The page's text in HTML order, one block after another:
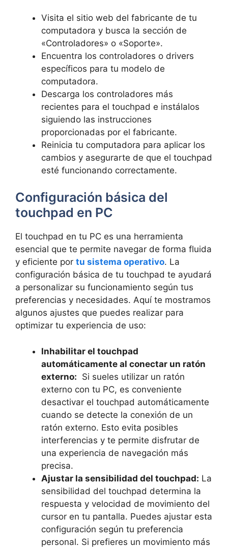
Visita el sitio ⁢web del fabricante ‌de tu
computadora⁢ y⁣ busca⁣ la‍ sección de
«Controladores» o⁢ «Soporte».
Encuentra los controladores o drivers
específicos para⁢ tu modelo de
computadora.
Descarga los controladores más
⁤recientes para el touchpad e ⁣instálalos⁢
siguiendo las ‍instrucciones
proporcionadas por el fabricante.
Reinicia tu‍ computadora⁢ para aplicar los⁤
cambios y⁢ asegurarte⁢ de que el touchpad
esté funcionando ⁣correctamente.
Configuración básica‍ del
touchpad en PC
El touchpad en tu PC es una ⁤herramienta‌
esencial que te permite navegar⁢ de forma fluida
y eficiente por‌ tu sistema operativo. La
configuración básica‌ de tu touchpad te ayudará
a ‌personalizar su funcionamiento ⁣según tus⁢
preferencias y necesidades. Aquí te mostramos
algunos ‌ajustes que puedes⁤ realizar para
‍optimizar tu⁢ experiencia de uso:
Inhabilitar el touchpad
automáticamente al conectar un ratón
externo: ‍ Si ‍sueles utilizar un ratón
externo con ⁣tu PC, es conveniente
desactivar el touchpad automáticamente
cuando se detecte la‍ conexión de⁤ un
‌ratón externo. Esto​ evita posibles
‌interferencias y te permite disfrutar de‌
una experiencia de navegación más
precisa.
Ajustar ​la sensibilidad del touchpad: La
sensibilidad del ⁤touchpad determina la
respuesta​ y velocidad de movimiento del​
cursor en tu pantalla.‌ Puedes ajustar esta
configuración según tu preferencia
personal.‌ Si prefieres un movimiento más